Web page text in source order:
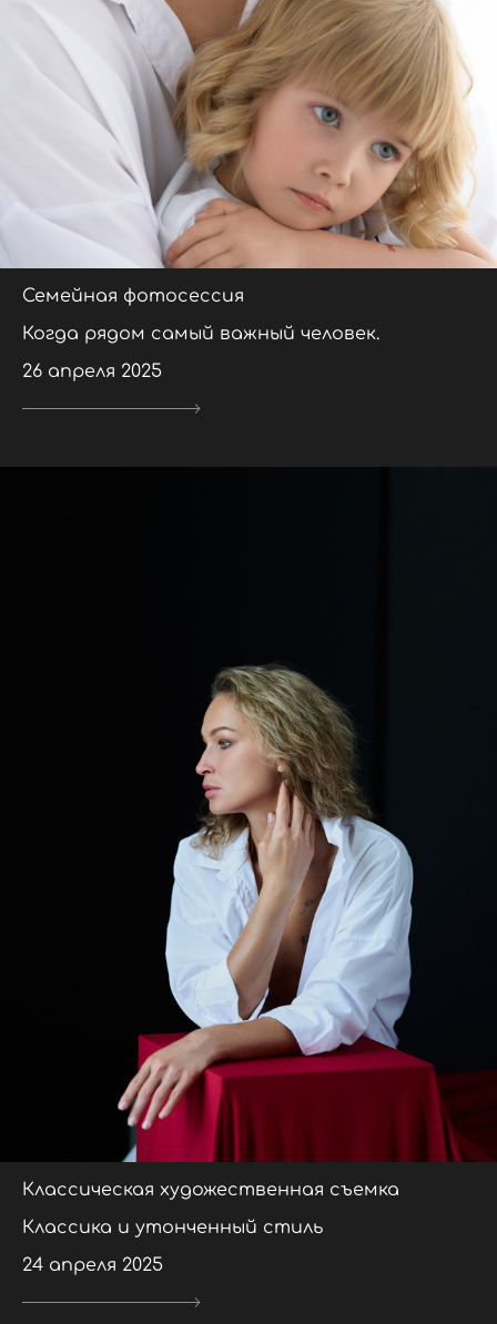
Семейная фотосессия
Когда рядом самый важный человек.
26 апреля 2025
Классическая художественная съемка
Классика и утонченный стиль
24 апреля 2025